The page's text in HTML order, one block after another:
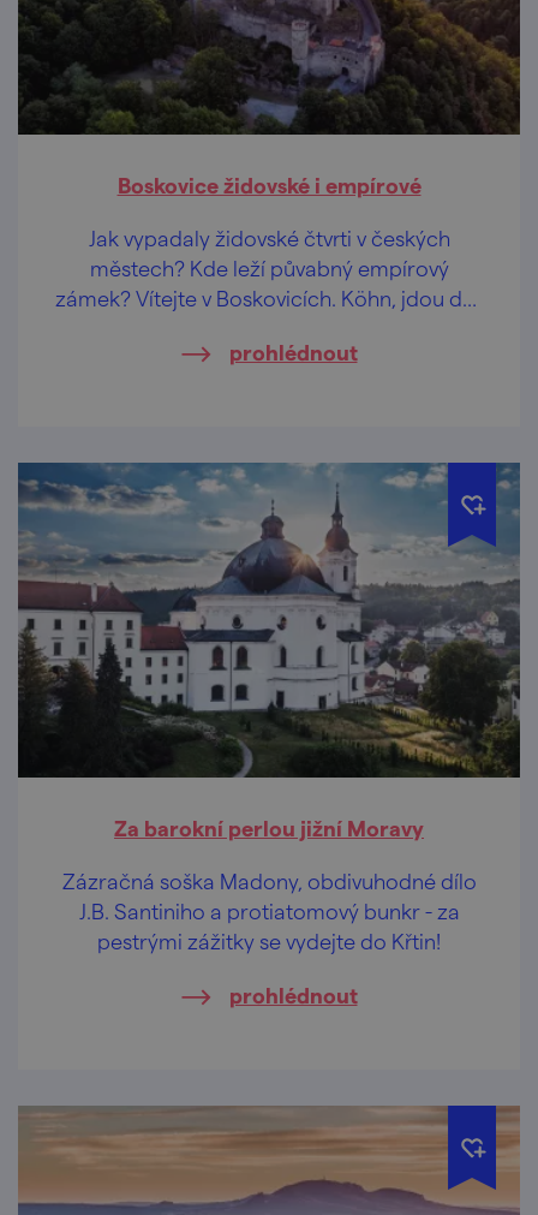
Boskovice židovské i empírové
Jak vypadaly židovské čtvrti v českých
městech? Kde leží půvabný empírový
zámek? Vítejte v Boskovicích. Köhn, jdou dál,
prohlédnout
Za barokní perlou jižní Moravy
Zázračná soška Madony, obdivuhodné dílo
J.B. Santiniho a protiatomový bunkr - za
pestrými zážitky se vydejte do Křtin!
prohlédnout